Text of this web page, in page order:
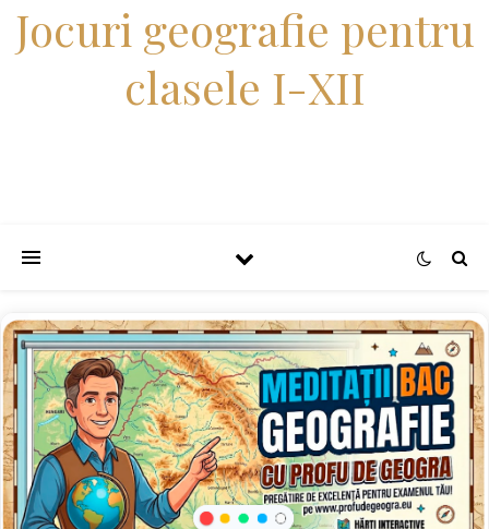
Jocuri geografie pentru
clasele I-XII